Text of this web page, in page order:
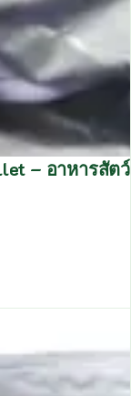
– อาหาร